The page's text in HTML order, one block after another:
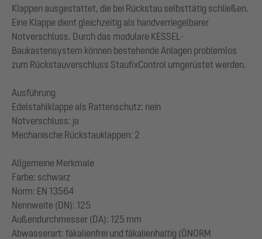
Klappen ausgestattet, die bei Rückstau selbsttätig schließen.
Eine Klappe dient gleichzeitig als handverriegelbarer
Notverschluss. Durch das modulare KESSEL-
Baukastensystem können bestehende Anlagen problemlos
zum Rückstauverschluss StaufixControl umgerüstet werden.
Ausführung
Edelstahlklappe als Rattenschutz: nein
Notverschluss: ja
Mechanische Rückstauklappen: 2
Allgemeine Merkmale
Farbe: schwarz
Norm: EN 13564
Nennweite (DN): 125
Außendurchmesser (DA): 125 mm
Abwasserart: fäkalienfrei und fäkalienhaltig (ÖNORM